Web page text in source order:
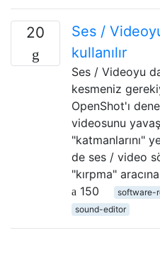
20
Ses /
kullanılır
Ses / Videoyu
kesmeniz
OpenShot'ı
videosunu
"katmanlarını"
de ses / video
"kırpma"
150
software-
sound-editor